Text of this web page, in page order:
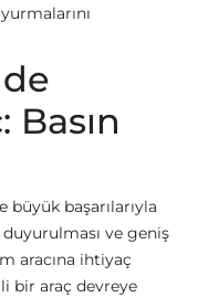
büyük başarılarıyla
ve geniş
aracına ihtiyaç
bir araç devreye